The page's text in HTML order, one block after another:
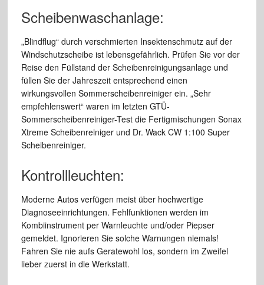
Scheibenwaschanlage:
„Blindflug“ durch verschmierten Insektenschmutz auf der
Windschutzscheibe ist lebensgefährlich. Prüfen Sie vor der
Reise den Füllstand der Scheibenreinigungsanlage und
füllen Sie der Jahreszeit entsprechend einen
wirkungsvollen Sommerscheibenreiniger ein. „Sehr
empfehlenswert“ waren im letzten GTÜ-
Sommerscheibenreiniger-Test die Fertigmischungen Sonax
Xtreme Scheibenreiniger und Dr. Wack CW 1:100 Super
Scheibenreiniger.
Kontrollleuchten:
Moderne Autos verfügen meist über hochwertige
Diagnoseeinrichtungen. Fehlfunktionen werden im
Kombiinstrument per Warnleuchte und/oder Piepser
gemeldet. Ignorieren Sie solche Warnungen niemals!
Fahren Sie nie aufs Geratewohl los, sondern im Zweifel
lieber zuerst in die Werkstatt.